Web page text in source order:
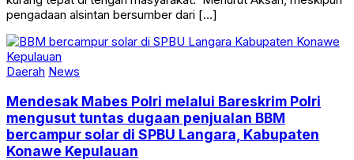
pengadaan alsintan bersumber dari […]
Daerah News
Mendesak Mabes Polri melalui Bareskrim Polri
mengusut tuntas dugaan penjualan BBM
bercampur solar di SPBU Langara, Kabupaten
Konawe Kepulauan